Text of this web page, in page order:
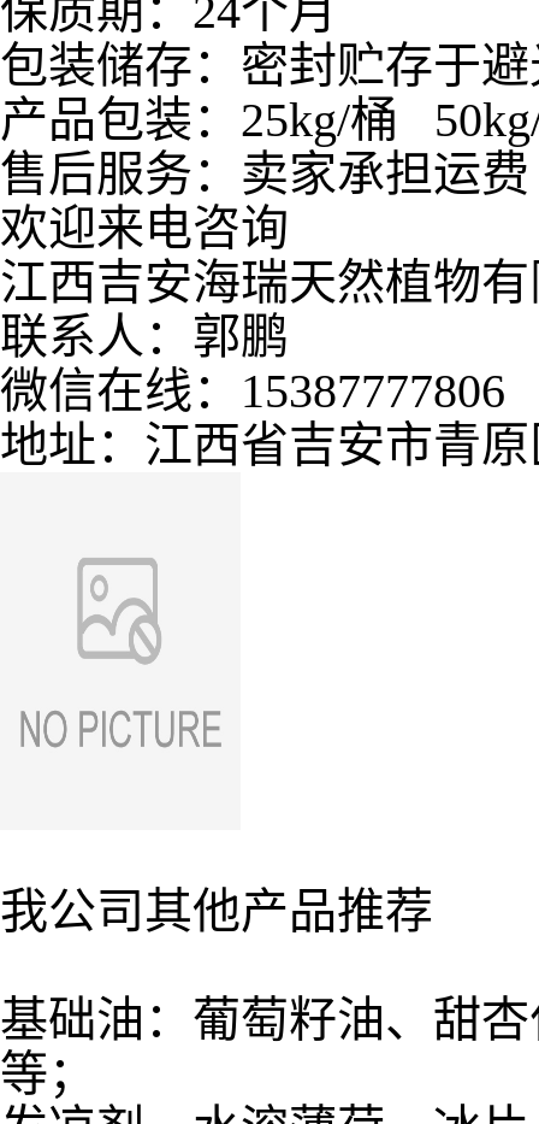
保质期：24个月
包装储存：密封贮存于
产品包装：25kg/桶
售后服务：卖家承担运
欢迎来电咨询
江西吉安海瑞天然植物
联系人：郭鹏
微信在线：15387777806
地址：江西省吉安市青
我公司其他产品推荐
基础油：葡萄籽油、甜
等；